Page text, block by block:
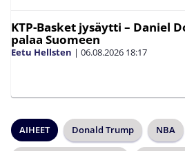
KTP-Basket jysäytti – Daniel
palaa Suomeen
Eetu Hellsten | 06.08.2026 18:17
AIHEET Donald Trump NBA